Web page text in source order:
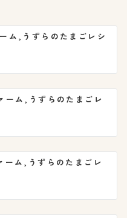
ム,うずらのたまごレシ
ム,うずらのたまごレ
ム,うずらのたまごレ